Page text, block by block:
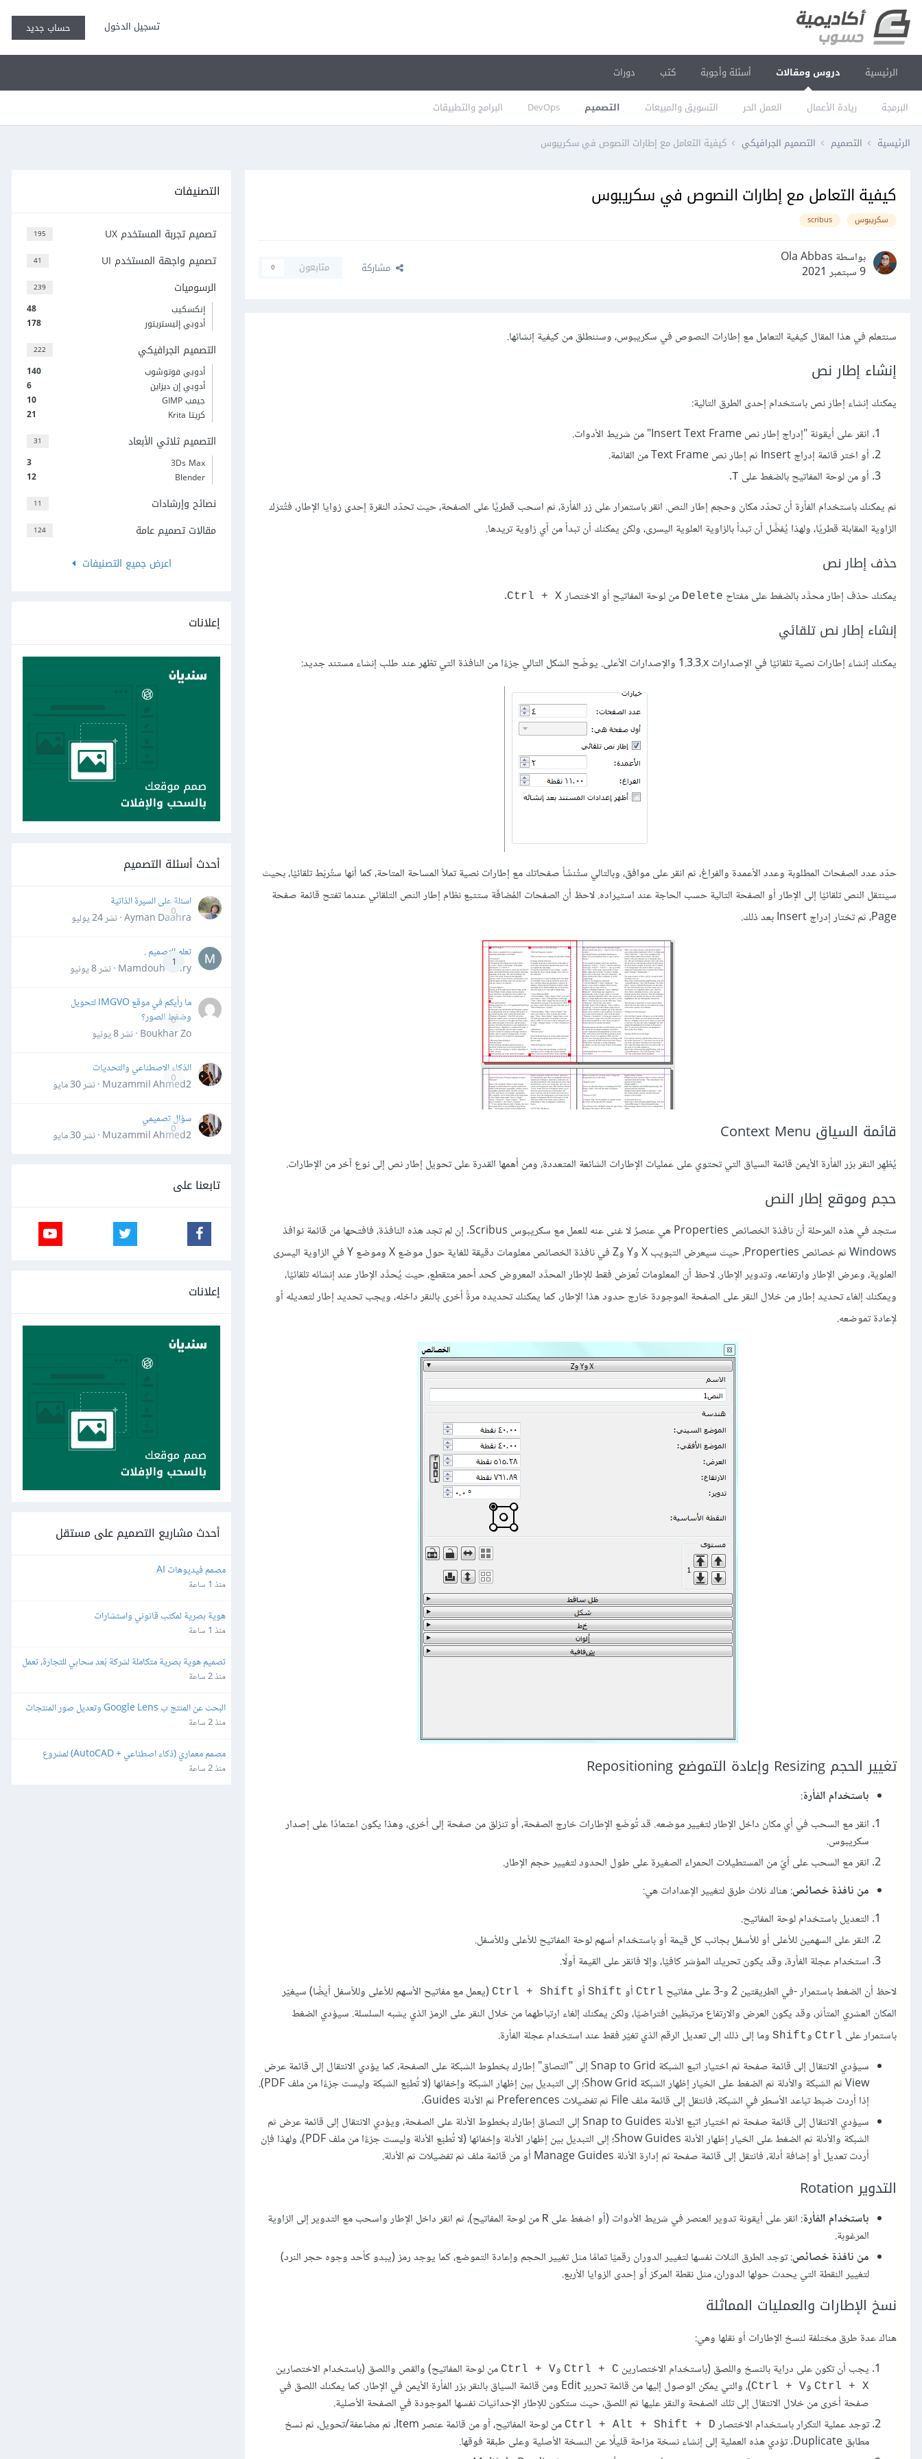
تسجيل الدخول حساب جديد
الرئيسية دروس ومقالات
البرمجة ريادة الأعمال العمل الحر التسويق والمبيعات التصميم DevOps البرامج والتطبيقات
أسئلة وأجوبة كتب دورات
الرئيسية التصميم التصميم الجرافيكي كيفية التعامل مع إطارات النصوص في سكريبوس
كيفية التعامل مع إطارات النصوص في سكريبوس
سكريبوس scribus
بواسطة Ola Abbas
9 سبتمبر 2021
مشاركة متابعون 0
سنتعلم في هذا المقال كيفية التعامل مع إطارات النصوص في سكريبوس، وسننطلق من كيفية إنشائها.
إنشاء إطار نص
يمكنك إنشاء إطار نص باستخدام إحدى الطرق التالية:
انقر على أيقونة "إدراج إطار نص Insert Text Frame" من شريط الأدوات.
أو اختر قائمة إدراج Insert ثم إطار نص Text Frame من القائمة.
أو من لوحة المفاتيح بالضغط على T
.
ثم يمكنك باستخدام الفأرة أن تحدّد مكان وحجم إطار النص. انقر باستمرار على زر الفأرة، ثم اسحب قطريًا على الصفحة، حيث تحدّد النقرة إحدى زوايا الإطار، فتُترَك
الزاوية المقابلة قطريًا، ولهذا يُفضَّل أن تبدأ بالزاوية العلوية اليسرى، ولكن يمكنك أن تبدأ من أي زاوية تريدها.
حذف إطار نص
يمكنك حذف إطار محدَّد بالضغط على مفتاح Delete من لوحة المفاتيح أو الاختصار Ctrl + X
.
إنشاء إطار نص تلقائي
يمكنك إنشاء إطارات نصية تلقائيًا في الإصدارات 1.3.3‎.x والإصدارات الأعلى. يوضّح الشكل التالي جزءًا من النافذة التي تظهر عند طلب إنشاء مستند جديد:
حدّد عدد الصفحات المطلوبة وعدد الأعمدة والفراغ، ثم انقر على موافق، وبالتالي ستُنشَأ صفحاتك مع إطارات نصية تملأ المساحة المتاحة، كما أنها ستُربَط تلقائيًا، بحيث
سينتقل النص تلقائيًا إلى الإطار أو الصفحة التالية حسب الحاجة عند استيراده. لاحظ أن الصفحات المُضافَة ستتبع نظام إطار النص التلقائي عندما تفتح قائمة صفحة
Page، ثم تختار إدراج Insert بعد ذلك.
قائمة السياق Context Menu
يُظهِر النقر بزر الفأرة الأيمن قائمة السياق التي تحتوي على عمليات الإطارات الشائعة المتعددة، ومن أهمها القدرة على تحويل إطار نص إلى نوع آخر من الإطارات.
حجم وموقع إطار النص
ستجد في هذه المرحلة أن نافذة الخصائص Properties هي عنصرٌ لا غنى عنه للعمل مع سكريبوس Scribus. إن لم تجد هذه النافذة، فافتحها من قائمة نوافذ
Windows ثم خصائص Properties، حيث سيعرض التبويب X وY وZ في نافذة الخصائص معلومات دقيقة للغاية حول موضع X وموضع Y في الزاوية اليسرى
العلوية، وعرض الإطار وارتفاعه، وتدوير الإطار. لاحظ أن المعلومات تُعرَض فقط للإطار المحدَّد المعروض كحد أحمر متقطع، حيث يُحدَّد الإطار عند إنشائه تلقائيًا،
ويمكنك إلغاء تحديد إطار من خلال النقر على الصفحة الموجودة خارج حدود هذا الإطار، كما يمكنك تحديده مرةً أخرى بالنقر داخله، ويجب تحديد إطار لتعديله أو
لإعادة تموضعه.
تغيير الحجم Resizing وإعادة التموضع Repositioning
باستخدام الفأرة:
انقر مع السحب في أي مكان داخل الإطار لتغيير موضعه. قد تُوضَع الإطارات خارج الصفحة، أو تنزلق من صفحة إلى أخرى، وهذا يكون اعتمادًا على إصدار
سكريبوس.
انقر مع السحب على أيّ من المستطيلات الحمراء الصغيرة على طول الحدود لتغيير حجم الإطار.
من نافذة خصائص: هناك ثلاث طرق لتغيير الإعدادات هي:
التعديل باستخدام لوحة المفاتيح.
النقر على السهمين للأعلى أو للأسفل بجانب كل قيمة أو باستخدام أسهم لوحة المفاتيح للأعلى وللأسفل.
استخدام عجلة الفأرة، وقد يكون تحريك المؤشر كافيًا، وإلا فانقر على القيمة أولًا.
لاحظ أن الضغط باستمرار -في الطريقتين 2 و-3 على مفاتيح
Ctrl أو Shift أو Ctrl + Shift (يعمل مع مفاتيح الأسهم للأعلى وللأسفل أيضًا) سيغيّر
المكان العشري المتأثر، وقد يكون العرض والارتفاع مرتبطَين افتراضيًا، ولكن يمكنك إلغاء ارتباطهما من خلال النقر على الرمز الذي يشبه السلسلة. سيؤدي الضغط
باستمرار على Ctrl وShift وما إلى ذلك إلى تعديل الرقم الذي تغيّر فقط عند استخدام عجلة الفأرة.
سيؤدي الانتقال إلى قائمة صفحة ثم اختيار اتبع الشبكة Snap to Grid إلى "التصاق" إطارك بخطوط الشبكة على الصفحة، كما يؤدي الانتقال إلى قائمة عرض
View ثم الشبكة والأدلة ثم الضغط على الخيار إظهار الشبكة Show Grid؛ إلى التبديل بين إظهار الشبكة وإخفائها (لا تُطبَع الشبكة وليست جزءًا من ملف PDF).
إذا أردت ضبط تباعد الأسطر في الشبكة، فانتقل إلى قائمة ملف File ثم تفضيلات Preferences ثم الأدلة Guides.
سيؤدي الانتقال إلى قائمة صفحة ثم اختيار اتبع الأدلة Snap to Guides إلى التصاق إطارك بخطوط الأدلة على الصفحة، ويؤدي الانتقال إلى قائمة عرض ثم
الشبكة والأدلة ثم الضغط على الخيار إظهار الأدلة Show Guides؛ إلى التبديل بين إظهار الأدلة وإخفائها (لا تُطبَع الأدلة وليست جزءًا من ملف PDF)، ولهذا فإن
أردت تعديل أو إضافة أدلة، فانتقل إلى قائمة صفحة ثم إدارة الأدلة Manage Guides أو من قائمة ملف ثم تفضيلات ثم الأدلة.
التدوير Rotation
باستخدام الفأرة: انقر على أيقونة تدوير العنصر في شريط الأدوات (أو اضغط على R من لوحة المفاتيح)، ثم انقر داخل الإطار واسحب مع التدوير إلى الزاوية
المرغوبة.
من نافذة خصائص: توجد الطرق الثلاث نفسها لتغيير الدوران رقميًا تمامًا مثل تغيير الحجم وإعادة التموضع، كما يوجد رمز (يبدو كأحد وجوه حجر النرد)
لتغيير النقطة التي يحدث حولها الدوران، مثل نقطة المركز أو إحدى الزوايا الأربع.
نسخ الإطارات والعمليات المماثلة
هناك عدة طرق مختلفة لنسخ الإطارات أو نقلها وهي:
يجب أن تكون على دراية بالنسخ واللصق (باستخدام الاختصارين Ctrl + C وCtrl + V من لوحة المفاتيح) والقص واللصق (باستخدام الاختصارين
Ctrl + X وCtrl + V
)، والتي يمكن الوصول إليها من قائمة تحرير Edit ومن قائمة السياق بالنقر بزر الفأرة الأيمن في الإطار. كما يمكنك اللصق في
صفحة أخرى من خلال الانتقال إلى تلك الصفحة والنقر عليها ثم اللصق، حيث ستكون للإطار الإحداثيات نفسها الموجودة في الصفحة الأصلية.
توجد عملية التكرار باستخدام الاختصار Ctrl + Alt + Shift + D
من لوحة المفاتيح، أو من قائمة عنصر Item، ثم مضاعفة/تحويل، ثم نسخ
مطابق Duplicate. تؤدي هذه العملية إلى إنشاء نسخة مزاحة قليلًا عن النسخة الأصلية وعلى طبقة فوقها.
التصنيفات
195 تصميم تجربة المستخدم UX
41 تصميم واجهة المستخدم UI
239 الرسوميات
48
إنكسكيب
178
أدوبي إليستريتور
222 التصميم الجرافيكي
140
أدوبي فوتوشوب
6
أدوبي إن ديزاين
10
جيمب GIMP
21
كريتا Krita
31 التصميم ثلاثي الأبعاد
3
3Ds Max
12
Blender
11 نصائح وإرشادات
124
مقالات تصميم عامة
اعرض جميع التصنيفات
إعلانات
أحدث أسئلة التصميم
0
اسئلة على السيرة الذاتية
Ayman Daahra · نشر
24 يوليو
1
تعلم التصميم .
Mamdouh Khiry · نشر
8 يونيو
0
ما رأيكم في موقع IMGVO لتحويل
وضغط الصور؟
Boukhar Zo · نشر
8 يونيو
0
الذكاء الاصطناعي والتحديات
Muzammil Ahmed2 · نشر
30 مايو
0
سؤال تصميمي
Muzammil Ahmed2 · نشر
30 مايو
تابعنا على
إعلانات
أحدث مشاريع التصميم على مستقل
مصمم فيديوهات AI
منذ 1 ساعة
هوية بصرية لمكتب قانوني واستشارات
منذ 1 ساعة
في مجال التقنية
منذ 2 ساعة
لتكون احترافية وجاهزة للمتاجر الالكترونية
منذ 2 ساعة
سياحي تراثي
منذ 2 ساعة